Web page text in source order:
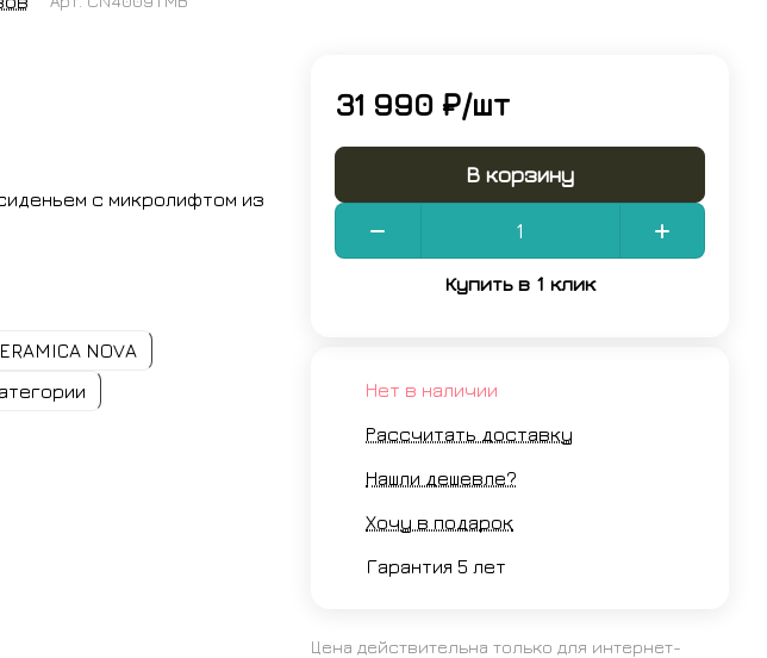
с микролифтом из
NOVA
31 990 ₽/шт
В корзину
Купить в 1 клик
Нет в наличии
Рассчитать доставку
Нашли дешевле?
Хочу в подарок
Гарантия 5 лет
Цена действительна только для интернет-